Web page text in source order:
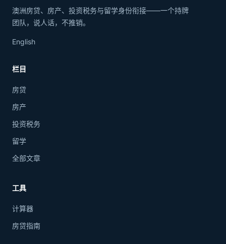
澳洲房贷、房产、投资税务与留学身份衔接——一个持牌
团队，说人话，不推销。
English
栏目
房贷
房产
投资税务
留学
全部文章
工具
计算器
房贷指南